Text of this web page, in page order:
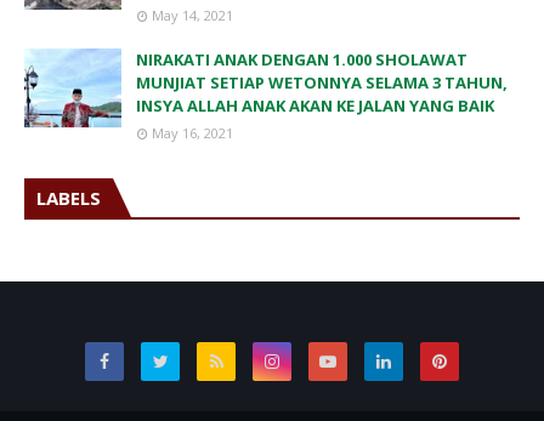
May 14, 2021
NIRAKATI ANAK DENGAN 1.000 SHOLAWAT
MUNJIAT SETIAP WETONNYA SELAMA 3 TAHUN,
INSYA ALLAH ANAK AKAN KE JALAN YANG BAIK
May 16, 2021
LABELS